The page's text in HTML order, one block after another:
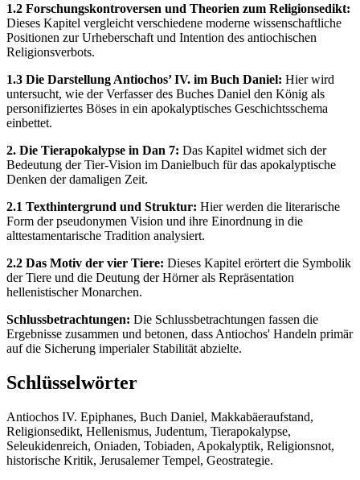
1.2 Forschungskontroversen und Theorien zum Religionsedikt:
Dieses Kapitel vergleicht verschiedene moderne wissenschaftliche
Positionen zur Urheberschaft und Intention des antiochischen
Religionsverbots.
1.3 Die Darstellung Antiochos’ IV. im Buch Daniel: Hier wird
untersucht, wie der Verfasser des Buches Daniel den König als
personifiziertes Böses in ein apokalyptisches Geschichtsschema
einbettet.
2. Die Tierapokalypse in Dan 7: Das Kapitel widmet sich der
Bedeutung der Tier-Vision im Danielbuch für das apokalyptische
Denken der damaligen Zeit.
2.1 Texthintergrund und Struktur: Hier werden die literarische
Form der pseudonymen Vision und ihre Einordnung in die
alttestamentarische Tradition analysiert.
2.2 Das Motiv der vier Tiere: Dieses Kapitel erörtert die Symbolik
der Tiere und die Deutung der Hörner als Repräsentation
hellenistischer Monarchen.
Schlussbetrachtungen: Die Schlussbetrachtungen fassen die
Ergebnisse zusammen und betonen, dass Antiochos' Handeln primär
auf die Sicherung imperialer Stabilität abzielte.
Schlüsselwörter
Antiochos IV. Epiphanes, Buch Daniel, Makkabäeraufstand,
Religionsedikt, Hellenismus, Judentum, Tierapokalypse,
Seleukidenreich, Oniaden, Tobiaden, Apokalyptik, Religionsnot,
historische Kritik, Jerusalemer Tempel, Geostrategie.